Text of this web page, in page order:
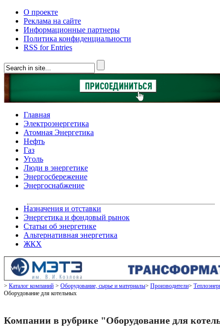
О проекте
Реклама на сайте
Информационные партнеры
Политика конфиденциальности
RSS for Entries
Главная
Электроэнергетика
Атомная Энергетика
Нефть
Газ
Уголь
Люди в энергетике
Энергосбережение
Энергоснабжение
Назначения и отставки
Энергетика и фондовый рынок
Статьи об энергетике
Альтернативная энергетика
ЖКХ
Каталог компаний Оборудование, сырье и материалы Производители
Оборудование для котельных
Компании в рубрике "Оборудование для